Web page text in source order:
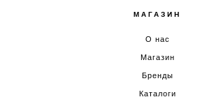
МАГАЗИН
О нас
Магазин
Бренды
Каталоги